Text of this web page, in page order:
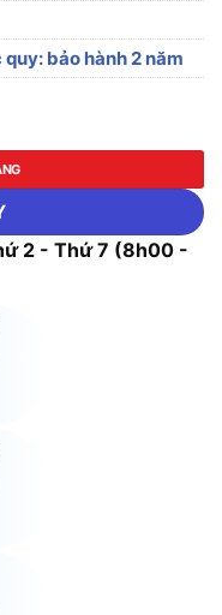
bảo hành 2 năm
số lượng
2 - Thứ 7 (8h00 -